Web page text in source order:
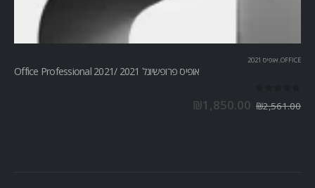
OFFICE
, אופיס 2021
אופיס פרופשיונל 2021 /Office Professional 2021
₪2,561.00
₪1,850.00